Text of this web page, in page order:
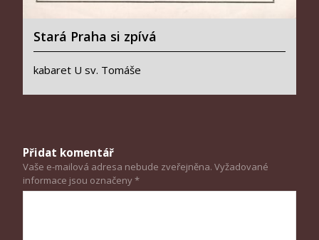
Stará Praha si zpívá
kabaret U sv. Tomáše
Přidat komentář
Vaše e-mailová adresa nebude zveřejněna. Vyžadované
informace jsou označeny*